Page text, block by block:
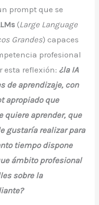
prompt que se
(Large Language
Grandes) capaces
profesional
esta reflexión: ¿la IA
de aprendizaje, con
apropiado que
quiere aprender, que
gustaría realizar para
tiempo dispone
ámbito profesional
sobre la